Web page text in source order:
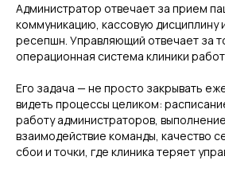
Администратор отвечает за прием
коммуникацию, кассовую дисциплину
ресепшн. Управляющий отвечает за
операционная система клиники
Его задача — не просто закрывать
видеть процессы целиком:
работу администраторов,
взаимодействие команды, качество
сбои и точки, где клиника теряет